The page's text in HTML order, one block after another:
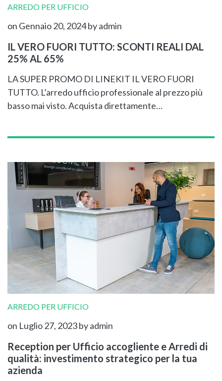
ARREDO PER UFFICIO
on Gennaio 20, 2024by admin
IL VERO FUORI TUTTO: SCONTI REALI DAL
25% AL 65%
LA SUPER PROMO DI LINEKIT IL VERO FUORI
TUTTO. L’arredo ufficio professionale al prezzo più
basso mai visto. Acquista direttamente…
ARREDO PER UFFICIO
on Luglio 27, 2023by admin
Reception per Ufficio accogliente e Arredi di
qualità: investimento strategico per la tua
azienda